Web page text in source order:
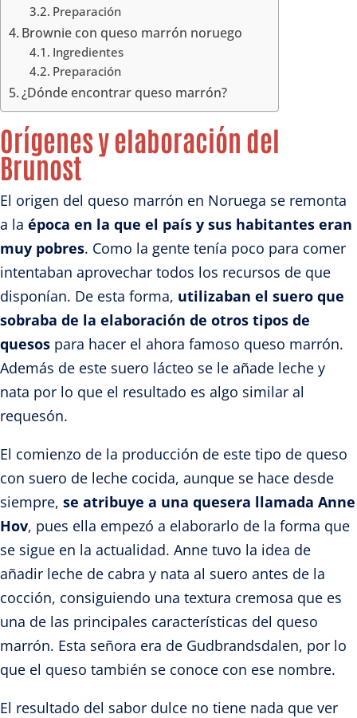
Preparación
Brownie con queso marrón noruego
Ingredientes
Preparación
¿Dónde encontrar queso marrón?
Orígenes y elaboración del
Brunost
El origen del queso marrón en Noruega se remonta
a la época en la que el país y sus habitantes eran
muy pobres. Como la gente tenía poco para comer
intentaban aprovechar todos los recursos de que
disponían. De esta forma, utilizaban el suero que
sobraba de la elaboración de otros tipos de
quesos para hacer el ahora famoso queso marrón.
Además de este suero lácteo se le añade leche y
nata por lo que el resultado es algo similar al
requesón.
El comienzo de la producción de este tipo de queso
con suero de leche cocida, aunque se hace desde
siempre, se atribuye a una quesera llamada Anne
Hov, pues ella empezó a elaborarlo de la forma que
se sigue en la actualidad. Anne tuvo la idea de
añadir leche de cabra y nata al suero antes de la
cocción, consiguiendo una textura cremosa que es
una de las principales características del queso
marrón. Esta señora era de Gudbrandsdalen, por lo
que el queso también se conoce con ese nombre.
El resultado del sabor dulce no tiene nada que ver